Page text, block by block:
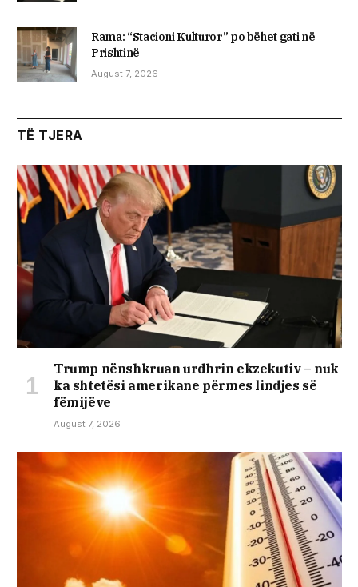
Rama: “Stacioni Kulturor” po bëhet gati në
Prishtinë
August 7, 2026
TË TJERA
Trump nënshkruan urdhrin ekzekutiv – nuk
ka shtetësi amerikane përmes lindjes së
fëmijëve
August 7, 2026